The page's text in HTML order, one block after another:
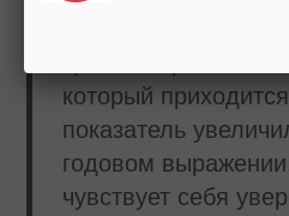
который
показатель
годовом
чувствует себя